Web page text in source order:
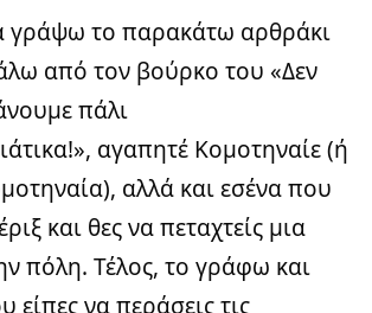
γράψω το παρακάτω αρθράκι
από τον βούρκο του «Δεν
πάλι
αγαπητέ Κομοτηναίε (ή
αλλά και εσένα που
και θες να πεταχτείς μια
πόλη. Τέλος, το γράφω και
είπες να περάσεις τις